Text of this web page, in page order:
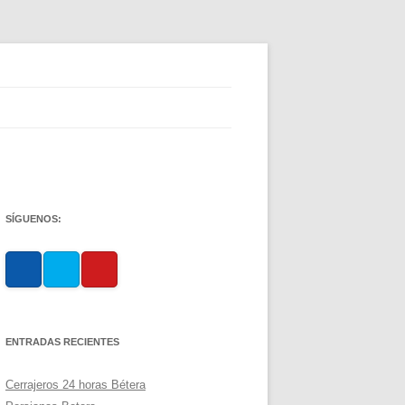
SÍGUENOS:
ENTRADAS RECIENTES
Cerrajeros 24 horas Bétera